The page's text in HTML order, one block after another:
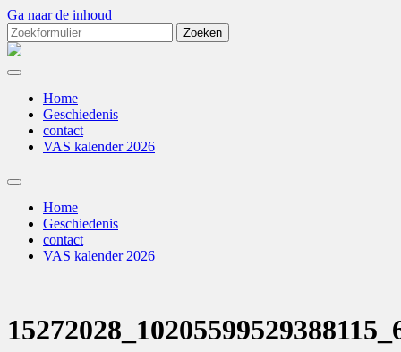
Ga naar de inhoud
Zoeken
naar:Autoclub
Home
Geschiedenis
contact
VAS kalender 2026
Toggle
zoekveldHome
Geschiedenis
contact
VAS kalender 2026